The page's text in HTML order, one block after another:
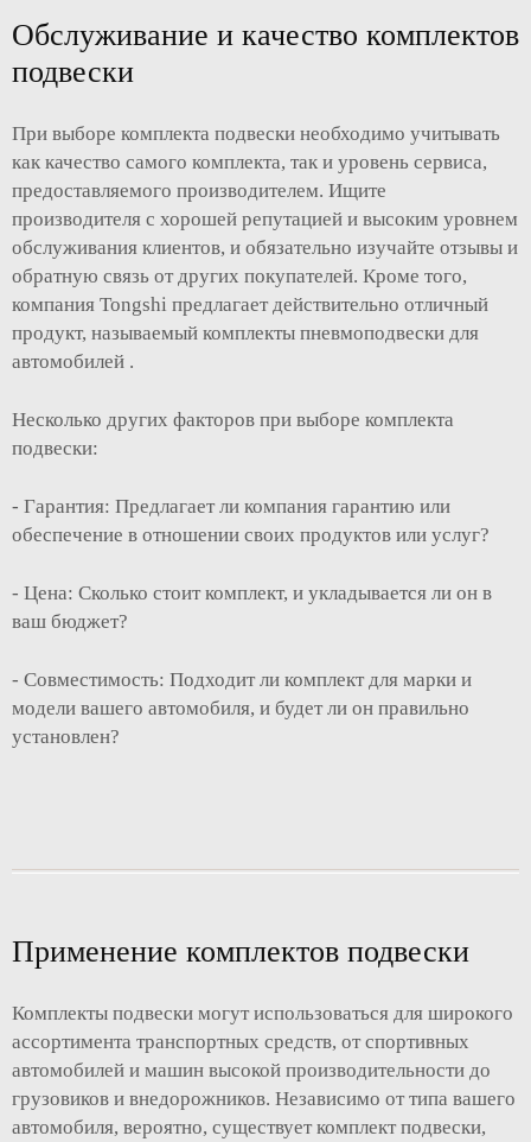
Обслуживание и качество комплектов
подвески
При выборе комплекта подвески необходимо учитывать
как качество самого комплекта, так и уровень сервиса,
предоставляемого производителем. Ищите
производителя с хорошей репутацией и высоким уровнем
обслуживания клиентов, и обязательно изучайте отзывы и
обратную связь от других покупателей. Кроме того,
компания Tongshi предлагает действительно отличный
продукт, называемый комплекты пневмоподвески для
автомобилей .
Несколько других факторов при выборе комплекта
подвески:
- Гарантия: Предлагает ли компания гарантию или
обеспечение в отношении своих продуктов или услуг?
- Цена: Сколько стоит комплект, и укладывается ли он в
ваш бюджет?
- Совместимость: Подходит ли комплект для марки и
модели вашего автомобиля, и будет ли он правильно
установлен?
Применение комплектов подвески
Комплекты подвески могут использоваться для широкого
ассортимента транспортных средств, от спортивных
автомобилей и машин высокой производительности до
грузовиков и внедорожников. Независимо от типа вашего
автомобиля, вероятно, существует комплект подвески,